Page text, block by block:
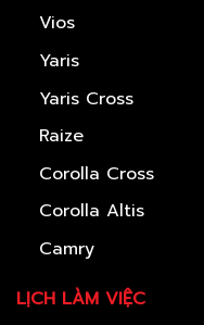
Vios
Yaris
Yaris Cross
Raize
Corolla Cross
Corolla Altis
Camry
LỊCH LÀM VIỆC